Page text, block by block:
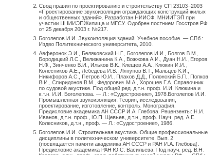
Свод правил по проектированию и строительству СП 23103–2003
«Проектирование звукоизоляции ограждающих конструкций жилых
и общественных зданий». Разработан НИИСФ, МНИИТЭП при
участии ЦНИИЭПЖилища и МГСУ. Одобрен постнием Госстроя РФ
от 25 декабря 2003 г. №217.
Боголепов И.И. Звукоизоляция зданий. Учебное пособие. — СПб.:
Издво Политехнического университета, 2010.
Авферонок Э.И., Беляковский Н.Г., Боголепов И.И., Болгов В.М.,
Бородицкий Л.С., Велижанина К.А., Вожжова А.И., Дуан Н.И., Егоров
Н.Ф., Зинченко В.И., Ильков В.К., Клещев А.А., Клюкин И.И.,
Колесников А.Е., Лебедева И.В., Ляпунов В.Т., Мальцев К.И.,
Никифоров А.С., Петров Ю.И., Плахов Д.Д., Полонский Б.П., Попков
В.И., Спиридонов В.М., Федорович М.А., Хорошев Г.А. Справочник
по судовой акустике. Под общей ред. д.т.н. проф. И.И. Клюкина и
к.т.н. И.И. Боголепова. — Л.: «Судостроение», 1978.Боголепов И.И.
Промышленная звукоизоляция. Теория, исследования,
проектирование, изготовление, контроль. Монография.
Предисловие академика АН СССР И.А. Глебова. Рецензенты: Н.И.
Иванов, д.т.н. проф., Ю.П. Щевьев, д.т.н., проф. Науч. ред. А.Е.
Колесников, д.т.н., проф. — Л.: «Судостроение», 1986.
Боголепов И.И. Строительная акустика. Общие профессиональные
дисциплины в политехническом университете. Вып. 2
(посвящается памяти академика АН СССР и РАН И.А. Глебова).
Предисловие академика РАН Ю.С. Васильева. Под науч. ред. В.Н.